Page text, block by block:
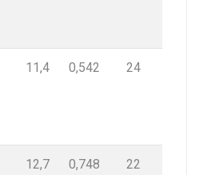
11,4 0,542 24
12,7 0,748 22